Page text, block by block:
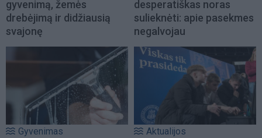
gyvenimą, žemės
drebėjimą ir didžiausią
svajonę
desperatiškas noras
sulieknėti: apie pasekmes
negalvojau
Gyvenimas Aktualijos